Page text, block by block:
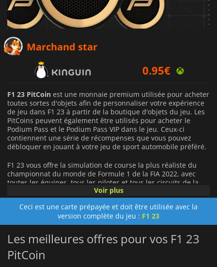
Marchand star
0.95€
F1 23 PitCoin est une monnaie premium utilisée pour acheter
toutes sortes d'objets afin de personnaliser votre expérience
de jeu dans F1 23 à partir de la boutique d'objets du jeu. Les
PitCoins peuvent également être utilisés pour acheter le
Podium Pass et le Podium Pass VIP dans le jeu. Ceux-ci
contiennent une série de récompenses que vous pouvez
débloquer en jouant à votre jeu de sport automobile préféré.
F1 23 vous offre la simulation de course la plus réaliste du
championnat du monde de Formule 1 de la FIA 2022, avec
toutes les équipes, tous les pilotes et tous les circuits de la
compétition officielle. Vous pouvez faire passer votre
expérience au niveau supérieur grâce aux PitCoins et
débloquer des options de personnalisation uniques pour
votre voiture, et bien plus encore.
Voir plus
Ceci est une carte prépayée et doit être utilisée avec la
version complète du jeu : F1 23
Les meilleures offres pour vos F1 23
PitCoin